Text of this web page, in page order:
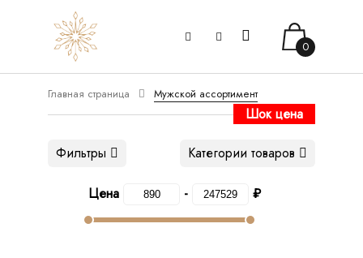
0
Главная страница Мужской ассортимент
Шок цена
Категории товаров
Фильтры
Цена - ₽